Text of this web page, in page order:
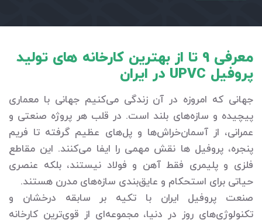
معرفی 9 تا از بهترین کارخانه های تولید
پروفیل UPVC در ایران
جهانی که امروزه در آن زندگی می‌کنیم جهانی با معماری
پیچیده و سازه‌های بلند است. در قلب هر پروژه صنعتی و
عمرانی، از آسمان‌خراش‌ها و پل‌های عظیم گرفته تا فریم‌
پنجره، پروفیل‌ ها نقش مهمی را ایفا می‌کنند. این مقاطع
فلزی و پلیمری فقط آهن و فولاد نیستند، بلکه عنصری
حیاتی برای استحکام و عایق‌بندی سازه‌های مدرن هستند.
صنعت پروفیل ایران با تکیه بر سابقه درخشان و
تکنولوژی‌های روز در دنیا، مجموعه‌ای از قوی‌ترین کارخانه